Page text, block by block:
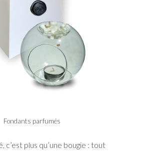
Fondants parfumés
c’est plus qu’une bougie : tout